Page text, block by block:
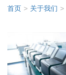
首页 > 关于我们 >